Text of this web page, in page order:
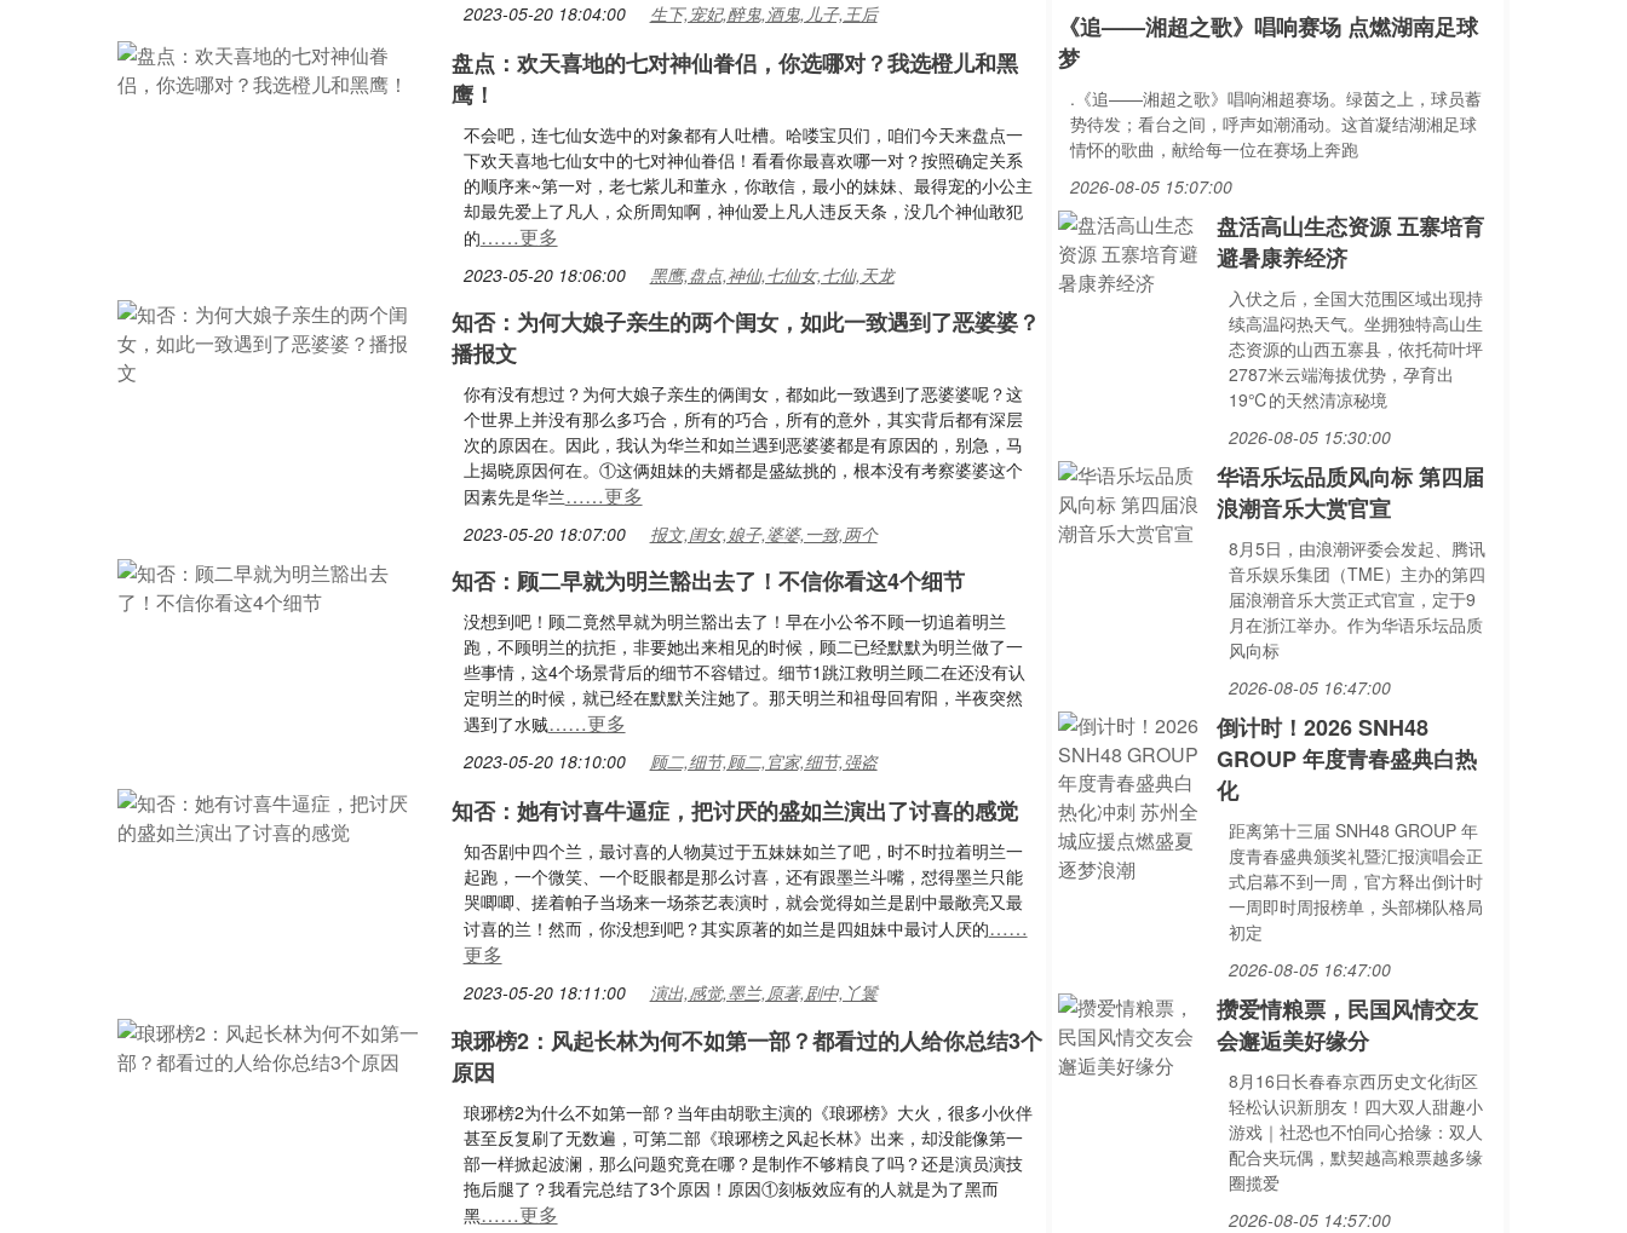
2023-05-20 18:04:00 生下,宠妃,醉鬼,酒鬼,儿子,王后
盘点：欢天喜地的七对神仙眷侣，你选哪对？我选橙儿和黑
鹰！
不会吧，连七仙女选中的对象都有人吐槽。哈喽宝贝们，咱们今天来盘点一
下欢天喜地七仙女中的七对神仙眷侣！看看你最喜欢哪一对？按照确定关系
的顺序来~第一对，老七紫儿和董永，你敢信，最小的妹妹、最得宠的小公主
却最先爱上了凡人，众所周知啊，神仙爱上凡人违反天条，没几个神仙敢犯
的……更多
2023-05-20 18:06:00 黑鹰,盘点,神仙,七仙女,七仙,天龙
知否：为何大娘子亲生的两个闺女，如此一致遇到了恶婆婆？
播报文
你有没有想过？为何大娘子亲生的俩闺女，都如此一致遇到了恶婆婆呢？这
个世界上并没有那么多巧合，所有的巧合，所有的意外，其实背后都有深层
次的原因在。因此，我认为华兰和如兰遇到恶婆婆都是有原因的，别急，马
上揭晓原因何在。①这俩姐妹的夫婿都是盛紘挑的，根本没有考察婆婆这个
因素先是华兰……更多
2023-05-20 18:07:00 报文,闺女,娘子,婆婆,一致,两个
知否：顾二早就为明兰豁出去了！不信你看这4个细节
没想到吧！顾二竟然早就为明兰豁出去了！早在小公爷不顾一切追着明兰
跑，不顾明兰的抗拒，非要她出来相见的时候，顾二已经默默为明兰做了一
些事情，这4个场景背后的细节不容错过。细节1跳江救明兰顾二在还没有认
定明兰的时候，就已经在默默关注她了。那天明兰和祖母回宥阳，半夜突然
遇到了水贼……更多
2023-05-20 18:10:00 顾二,细节,顾二,官家,细节,强盗
知否：她有讨喜牛逼症，把讨厌的盛如兰演出了讨喜的感觉
知否剧中四个兰，最讨喜的人物莫过于五妹妹如兰了吧，时不时拉着明兰一
起跑，一个微笑、一个眨眼都是那么讨喜，还有跟墨兰斗嘴，怼得墨兰只能
哭唧唧、搓着帕子当场来一场茶艺表演时，就会觉得如兰是剧中最敞亮又最
讨喜的兰！然而，你没想到吧？其实原著的如兰是四姐妹中最讨人厌的……
更多
2023-05-20 18:11:00 演出,感觉,墨兰,原著,剧中,丫鬟
琅琊榜2：风起长林为何不如第一部？都看过的人给你总结3个
原因
琅琊榜2为什么不如第一部？当年由胡歌主演的《琅琊榜》大火，很多小伙伴
甚至反复刷了无数遍，可第二部《琅琊榜之风起长林》出来，却没能像第一
部一样掀起波澜，那么问题究竟在哪？是制作不够精良了吗？还是演员演技
拖后腿了？我看完总结了3个原因！原因①刻板效应有的人就是为了黑而
黑……更多
《追——湘超之歌》唱响赛场 点燃湖南足球
梦
.《追——湘超之歌》唱响湘超赛场。绿茵之上，球员蓄
势待发；看台之间，呼声如潮涌动。这首凝结湖湘足球
情怀的歌曲，献给每一位在赛场上奔跑
2026-08-05 15:07:00
盘活高山生态资源 五寨培育
避暑康养经济
入伏之后，全国大范围区域出现持
续高温闷热天气。坐拥独特高山生
态资源的山西五寨县，依托荷叶坪
2787米云端海拔优势，孕育出
19℃的天然清凉秘境
2026-08-05 15:30:00
华语乐坛品质风向标 第四届
浪潮音乐大赏官宣
8月5日，由浪潮评委会发起、腾讯
音乐娱乐集团（TME）主办的第四
届浪潮音乐大赏正式官宣，定于9
月在浙江举办。作为华语乐坛品质
风向标
2026-08-05 16:47:00
倒计时！2026 SNH48
GROUP 年度青春盛典白热
化
距离第十三届 SNH48 GROUP 年
度青春盛典颁奖礼暨汇报演唱会正
式启幕不到一周，官方释出倒计时
一周即时周报榜单，头部梯队格局
初定
2026-08-05 16:47:00
攒爱情粮票，民国风情交友
会邂逅美好缘分
8月16日长春春京西历史文化街区
轻松认识新朋友！四大双人甜趣小
游戏｜社恐也不怕同心拾缘：双人
配合夹玩偶，默契越高粮票越多缘
圈揽爱
2026-08-05 14:57:00